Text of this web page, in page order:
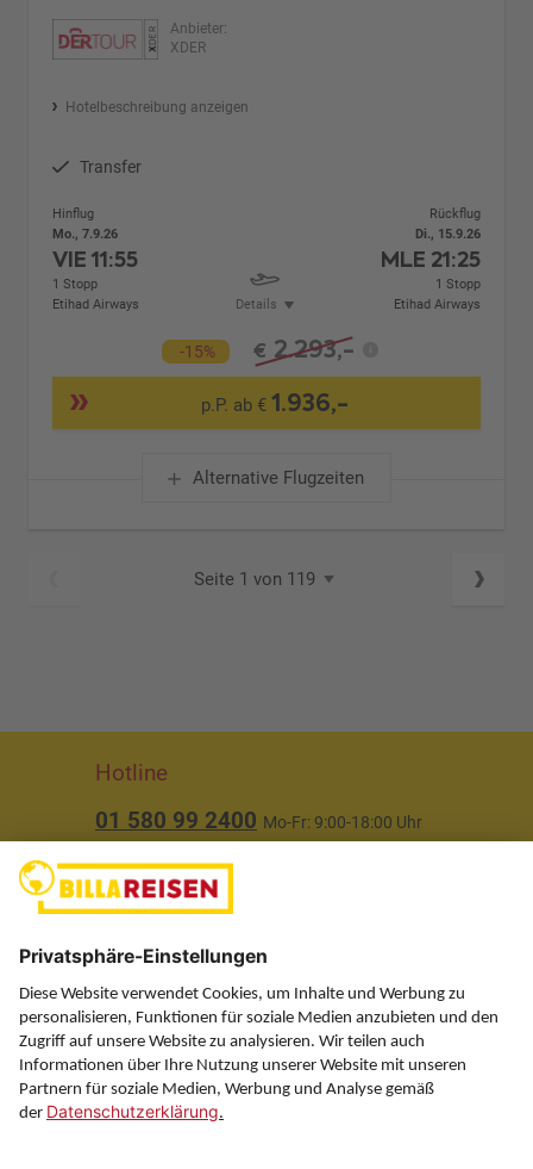
Anbieter:
XDER
Hotelbeschreibung anzeigen
Transfer
Hinflug
Mo., 7.9.26
VIE11:55
1 Stopp
Etihad Airways
Details
Rückflug
Di., 15.9.26
MLE 21:25
1 Stopp
Etihad Airways
-15% € 2.293,-
p.P. ab €1.936,-
Alternative Flugzeiten
Seite 1 von 119
Hotline
01 580 99 2400 Mo-Fr: 9:00-18:00 Uhr
Über uns
Service
Information
Folgen Sie uns auf